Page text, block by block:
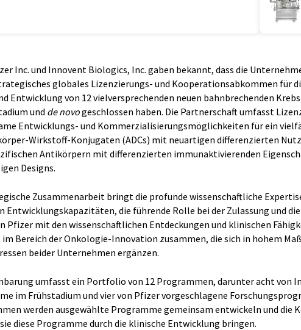
Inc. und Innovent Biologics, Inc. gaben bekannt, dass die
globales Lizenzierungs- und Kooperationsabkommen für
Entwicklung von 12 vielversprechenden neuen bahnbrechenden
und de novogeschlossen haben. Die Partnerschaft umfasst
Entwicklungs- und Kommerzialisierungsmöglichkeiten für ein
Wirkstoff-Konjugaten (ADCs) mit neuartigen differenzierten
Antikörpern mit differenzierten immunaktivierenden
Designs.
Zusammenarbeit bringt die profunde wissenschaftliche
Entwicklungskapazitäten, die führende Rolle bei der Zulassung und
Pfizer mit den wissenschaftlichen Entdeckungen und klinischen
Bereich der Onkologie-Innovation zusammen, die sich in hohem
beider Unternehmen ergänzen.
umfasst ein Portfolio von 12 Programmen, darunter acht von
im Frühstadium und vier von Pfizer vorgeschlagene
werden ausgewählte Programme gemeinsam entwickeln und die
diese Programme durch die klinische Entwicklung bringen.